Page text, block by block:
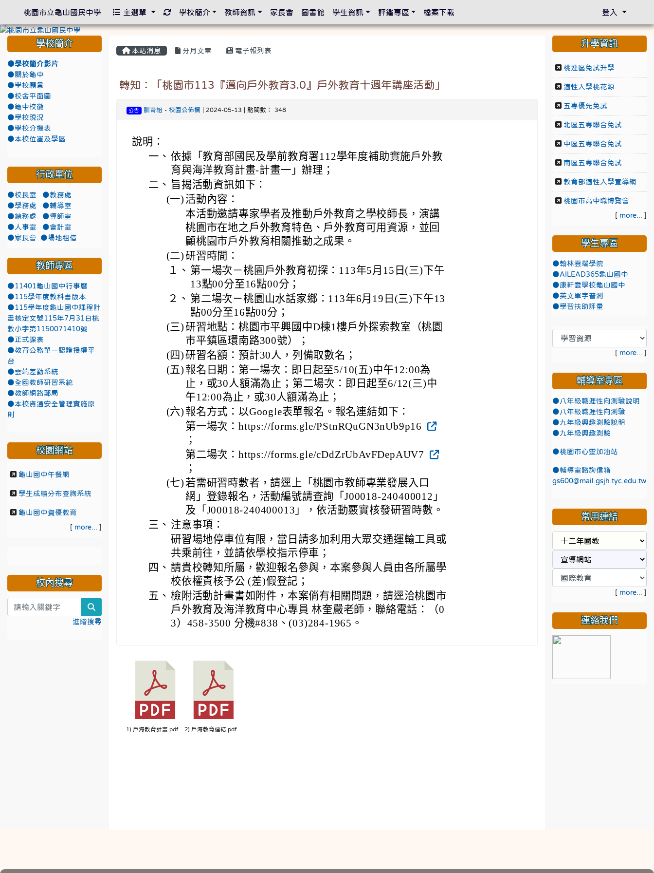
本站消息 分月文章 電子報列表
轉知：「桃園市113『邁向戶外教育3.0』戶外教育十週年講座活動」
公告 訓育組 - 校園公佈欄 | 2024-05-13 | 點閱數： 348
說明：
一、 依據「教育部國民及學前教育署112學年度補助實施戶外教
育與海洋教育計畫-計畫一」辦理；
二、 旨揭活動資訊如下：
(一) 活動內容：
本活動邀請專家學者及推動戶外教育之學校師長，演講
桃園市在地之戶外教育特色、戶外教育可用資源，並回
顧桃園市戶外教育相關推動之成果。
(二)研習時間：
１、 第一場次－桃園戶外教育初探：113年5月15日(三)下午
13點00分至16點00分；
２、 第二場次－桃園山水話家鄉：113年6月19日(三)下午13
點00分至16點00分；
(三)研習地點：桃園市平興國中D棟1樓戶外探索教室（桃園
市平鎮區環南路300號）；
(四)研習名額：預計30人，列備取數名；
(五) 報名日期：第一場次：即日起至5/10(五)中午12:00為
止，或30人額滿為止；第二場次：即日起至6/12(三)中
午12:00為止，或30人額滿為止；
(六) 報名方式：以Google表單報名。報名連結如下：
第一場次：https://forms.gle/PStnRQuGN3nUb9p16
；
第二場次：https://forms.gle/cDdZrUbAvFDepAUV7
；
(七) 若需研習時數者，請逕上「桃園市教師專業發展入口
網」登錄報名，活動編號請查詢「J00018-240400012」
及「J00018-240400013」，依活動覈實核發研習時數。
三、 注意事項：
研習場地停車位有限，當日請多加利用大眾交通運輸工具或
共乘前往，並請依學校指示停車；
四、 請貴校轉知所屬，歡迎報名參與，本案參與人員由各所屬學
校依權責核予公 (差)假登記；
五、 檢附活動計畫書如附件，本案倘有相關問題，請逕洽桃園市
戶外教育及海洋教育中心專員 林奎嚴老師，聯絡電話：（0
3）458-3500 分機#838、(03)284-1965。
1) 戶海教育計畫.pdf 2) 戶海教育連結.pdf
學校簡介
●學校簡介影片
●關於龜中
●學校願景
●校舍平面圖
●龜中校徽
●學校現況
●學校分機表
●本校位置及學區
行政單位
●校長室
●教務處
●學務處
●輔導室
●總務處
●導師室
●人事室
●會計室
●家長會
●場地租借
教師專區
●11401龜山國中行事曆
●115學年度教科書版本
●115學年度龜山國中課程計
畫核定文號115年7月31日桃
教小字第1150071410號
●正式課表
●教育公務單一認證授權平
台
●雲端差勤系統
●全國教師研習系統
●教師網路郵局
●本校資通安全管理實施原
則
校園網站
龜山國中午餐網
學生成績分布查詢系統
龜山國中資優教育
[ more... ]
校內搜尋
進階搜尋
升學資訊
桃連區免試升學
適性入學桃花源
五專優先免試
北區五專聯合免試
中區五專聯合免試
南區五專聯合免試
教育部適性入學宣導網
桃園市高中職博覽會
[ more... ]
學生專區
●翰林雲端學院
●AILEAD365龜山國中
●康軒雲學校龜山國中
●英文單字普測
●學習扶助評量
[ more... ]
輔導室專區
●八年級職涯性向測驗說明
●八年級職涯性向測驗
●九年級興趣測驗說明
●九年級興趣測驗
●桃園市心靈加油站
●輔導室諮詢信箱
gs600@mail.gsjh.tyc.edu.tw
常用連結
[ more... ]
連絡我們
桃園市立龜山國民中學 主選單 重新取得佈景設定
學校簡介 教師資訊 家長會 圖書館 學生資訊 評鑑專區 檔案下載 登入